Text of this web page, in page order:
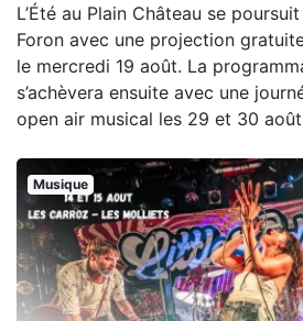
L’Été au Plain Château se
Foron avec une projection
le mercredi 19 août. La
s’achèvera ensuite avec une
open air musical les 29 et 30
Musique